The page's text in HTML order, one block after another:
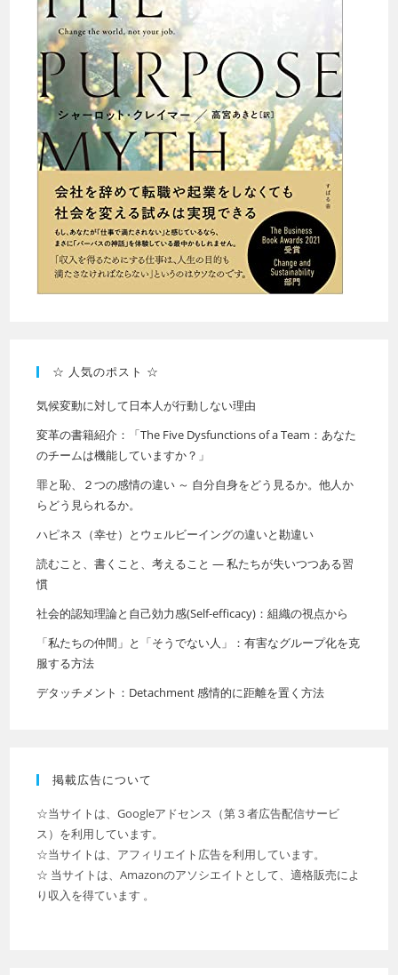
☆ 人気のポスト ☆
気候変動に対して日本人が行動しない理由
変革の書籍紹介：「The Five Dysfunctions of a Team：あなた
のチームは機能していますか？」
罪と恥、２つの感情の違い ～ 自分自身をどう見るか。他人か
らどう見られるか。
ハピネス（幸せ）とウェルビーイングの違いと勘違い
読むこと、書くこと、考えること ― 私たちが失いつつある習
慣
社会的認知理論と自己効力感(Self-efficacy)：組織の視点から
「私たちの仲間」と「そうでない人」：有害なグループ化を克
服する方法
デタッチメント：Detachment 感情的に距離を置く方法
掲載広告について
☆当サイトは、Googleアドセンス（第３者広告配信サービ
ス）を利用しています。
☆当サイトは、アフィリエイト広告を利用しています。
☆ 当サイトは、Amazonのアソシエイトとして、適格販売によ
り収入を得ています 。